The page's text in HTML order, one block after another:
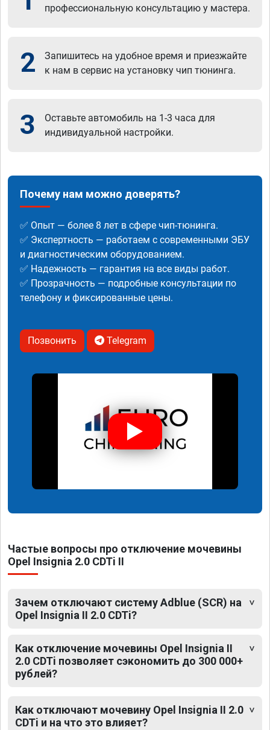
профессиональную консультацию у мастера.
2
Запишитесь на удобное время и приезжайте
к нам в сервис на установку чип тюнинга.
3
Оставьте автомобиль на 1-3 часа для
индивидуальной настройки.
Почему нам можно доверять?
✅ Опыт — более 8 лет в сфере чип-тюнинга.
✅ Экспертность — работаем с современными ЭБУ
и диагностическим оборудованием.
✅ Надежность — гарантия на все виды работ.
✅ Прозрачность — подробные консультации по
телефону и фиксированные цены.
Позвонить Telegram
Частые вопросы про отключение мочевины
Opel Insignia 2.0 CDTi II
Зачем отключают систему Adblue (SCR) на
Opel Insignia II 2.0 CDTi?
Как отключение мочевины Opel Insignia II
2.0 CDTi позволяет сэкономить до 300 000+
рублей?
Как отключают мочевину Opel Insignia II 2.0
CDTi и на что это влияет?